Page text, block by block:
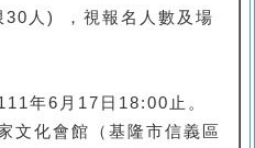
人) ，視報名人數及場
年6月17日18:00止 。
文化會館（基隆市信義區